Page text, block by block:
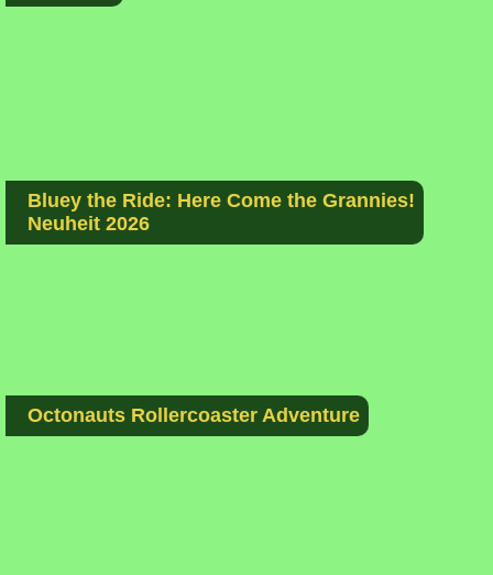
Bluey the Ride: Here Come the Grannies!
Neuheit 2026
Octonauts Rollercoaster Adventure